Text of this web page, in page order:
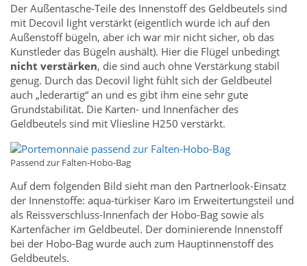
Der Außentasche-Teile des Innenstoff des Geldbeutels sind
mit Decovil light verstärkt (eigentlich würde ich auf den
Außenstoff bügeln, aber ich war mir nicht sicher, ob das
Kunstleder das Bügeln aushält). Hier die Flügel unbedingt
nicht verstärken, die sind auch ohne Verstärkung stabil
genug. Durch das Decovil light fühlt sich der Geldbeutel
auch „lederartig“ an und es gibt ihm eine sehr gute
Grundstabilität. Die Karten- und Innenfächer des
Geldbeutels sind mit Vliesline H250 verstärkt.
Passend zur Falten-Hobo-Bag
Auf dem folgenden Bild sieht man den Partnerlook-Einsatz
der Innenstoffe: aqua-türkiser Karo im Erweitertungsteil und
als Reissverschluss-Innenfach der Hobo-Bag sowie als
Kartenfächer im Geldbeutel. Der dominierende Innenstoff
bei der Hobo-Bag wurde auch zum Hauptinnenstoff des
Geldbeutels.